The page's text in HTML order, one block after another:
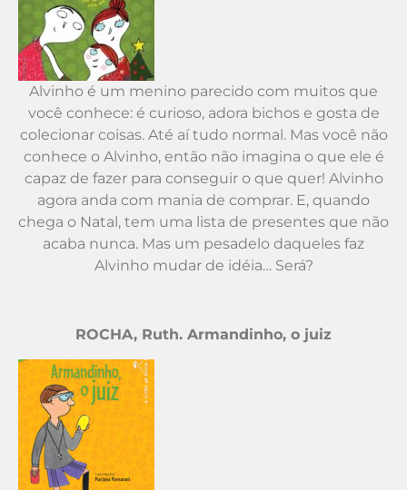
Alvinho é um menino parecido com muitos que
você conhece: é curioso, adora bichos e gosta de
colecionar coisas. Até aí tudo normal. Mas você não
conhece o Alvinho, então não imagina o que ele é
capaz de fazer para conseguir o que quer! Alvinho
agora anda com mania de comprar. E, quando
chega o Natal, tem uma lista de presentes que não
acaba nunca. Mas um pesadelo daqueles faz
Alvinho mudar de idéia… Será?
ROCHA, Ruth. Armandinho, o juiz